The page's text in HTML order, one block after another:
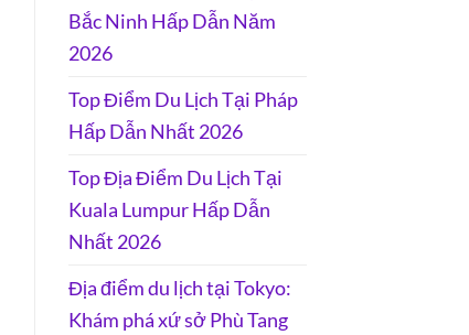
Bắc Ninh Hấp Dẫn Năm
2026
Top Điểm Du Lịch Tại Pháp
Hấp Dẫn Nhất 2026
Top Địa Điểm Du Lịch Tại
Kuala Lumpur Hấp Dẫn
Nhất 2026
Địa điểm du lịch tại Tokyo:
Khám phá xứ sở Phù Tang